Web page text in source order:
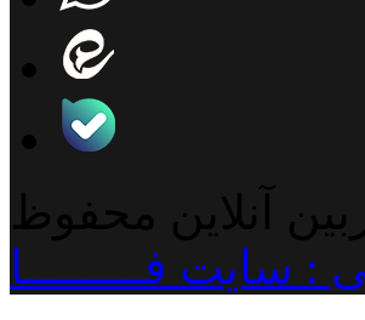
آنلاین محفوظ
سایت فـــــــــا